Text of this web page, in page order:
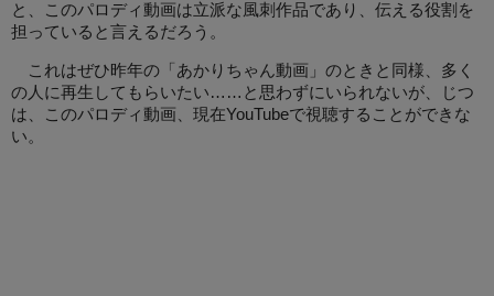
と、このパロディ動画は立派な風刺作品であり、伝える役割を
担っていると言えるだろう。
これはぜひ昨年の「あかりちゃん動画」のときと同様、多く
の人に再生してもらいたい……と思わずにいられないが、じつ
は、このパロディ動画、現在YouTubeで視聴することができな
い。